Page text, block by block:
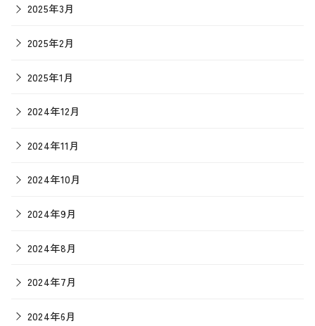
2025年3月
2025年2月
2025年1月
2024年12月
2024年11月
2024年10月
2024年9月
2024年8月
2024年7月
2024年6月